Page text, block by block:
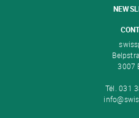
3007
Tél. 031